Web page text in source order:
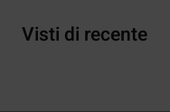
Visti di recente